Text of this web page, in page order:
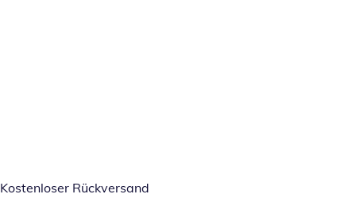
Kostenloser Rückversand